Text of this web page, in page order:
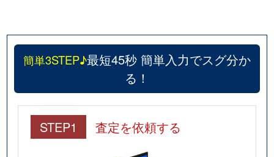
簡単3STEP♪最短45秒 簡単入力でスグ分か
る！
STEP1 査定を依頼する